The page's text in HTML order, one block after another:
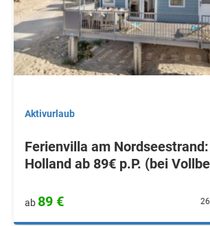
Aktivurlaub
Ferienvilla am
Holland ab 89€ p.P. (bei
ab 89 €